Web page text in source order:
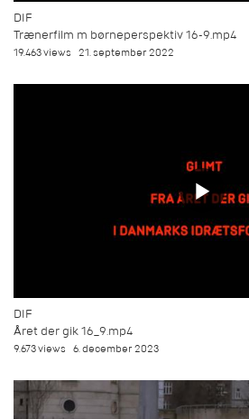
DIF
Trænerfilm m børneperspektiv 16-9.mp4
19.463 views 21. september 2022
DIF
Året der gik 16_9.mp4
9.673 views 6. december 2023